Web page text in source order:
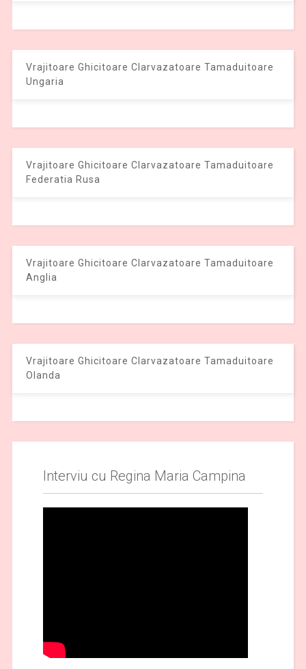
Vrajitoare Ghicitoare Clarvazatoare Tamaduitoare
Ungaria
Vrajitoare Ghicitoare Clarvazatoare Tamaduitoare
Federatia Rusa
Vrajitoare Ghicitoare Clarvazatoare Tamaduitoare
Anglia
Vrajitoare Ghicitoare Clarvazatoare Tamaduitoare
Olanda
Interviu cu Regina Maria Campina